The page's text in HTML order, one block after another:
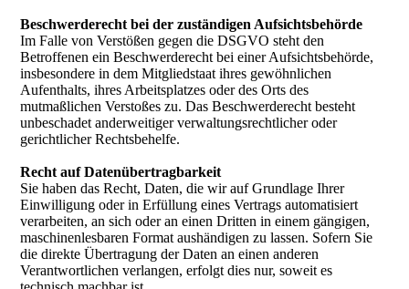
Beschwerderecht bei der zuständigen Aufsichtsbehörde
Im Falle von Verstößen gegen die DSGVO steht den
Betroffenen ein Beschwerderecht bei einer Aufsichtsbehörde,
insbesondere in dem Mitgliedstaat ihres gewöhnlichen
Aufenthalts, ihres Arbeitsplatzes oder des Orts des
mutmaßlichen Verstoßes zu. Das Beschwerderecht besteht
unbeschadet anderweitiger verwaltungsrechtlicher oder
gerichtlicher Rechtsbehelfe.
Recht auf Datenübertragbarkeit
Sie haben das Recht, Daten, die wir auf Grundlage Ihrer
Einwilligung oder in Erfüllung eines Vertrags automatisiert
verarbeiten, an sich oder an einen Dritten in einem gängigen,
maschinenlesbaren Format aushändigen zu lassen. Sofern Sie
die direkte Übertragung der Daten an einen anderen
Verantwortlichen verlangen, erfolgt dies nur, soweit es